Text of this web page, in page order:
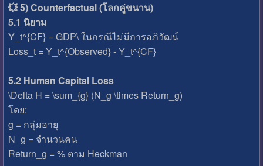
💥 5) Counterfactual (โลกคู่ขนาน)
5.1 นิยาม
Y_t^{CF} = GDP\ ในกรณีไม่มีการอภิวัฒน์
Loss_t = Y_t^{Observed} - Y_t^{CF}
5.2 Human Capital Loss
\Delta H = \sum_{g} (N_g \times Return_g)
โดย:
g = กลุ่มอายุ
N_g = จำนวนคน
Return_g = % ตาม Heckman